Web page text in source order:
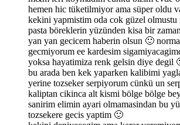
hemen hic tüketilmiyor ama süper oldu
kekini yapmistim oda cok güzel olmustu
pasta böreklerin yüzünden kisa bir
yan yan gecicem haberin olsun 🙂
gecmiyorum ee kardesim
yoksa hayatimiza renk gelsin diye degil
bu arada ben kek yaparken kalibimi
yerine tozseker serpiyorum cünkü un
kaliptan cikinca alt kismi bölge bölge
sanirim elimin ayari olmamasindan bu
tozsekere gecis yaptim 🙂